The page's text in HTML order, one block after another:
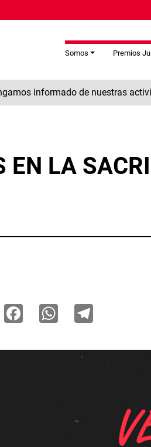
Somos Premios
informado de nuestras
EN LA
FacebookWhatsApp